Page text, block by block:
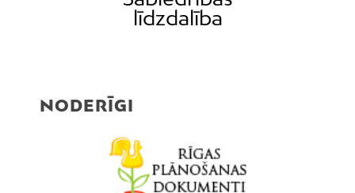
līdzdalība
NODERĪGI